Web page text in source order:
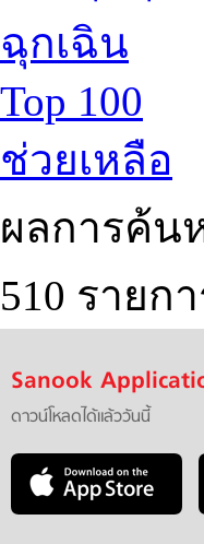
ฉุกเฉิน
Top 100
ช่วยเหลือ
ผลการค้น
510 รายก
Sanook
ดาวน์โหลดได้แล้ววันนี้